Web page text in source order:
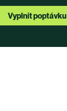
Vyplnit poptávku